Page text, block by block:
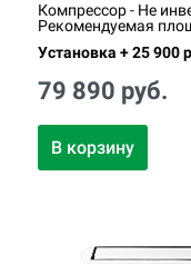
Компрессор - Не
Рекомендуемая
Установка + 25 900
79 890 руб.
В корзину